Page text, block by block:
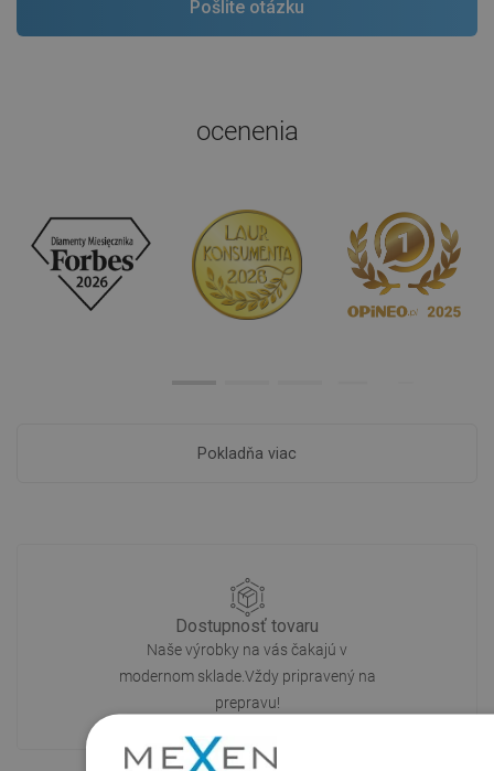
ocenenia
Pokladňa viac
Dostupnosť tovaru
Naše výrobky na vás čakajú v
modernom sklade.Vždy pripravený na
prepravu!